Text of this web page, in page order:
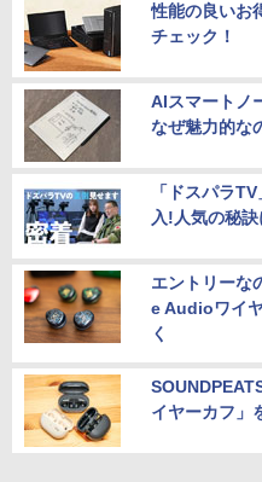
性能の良いお
チェック！
AIスマートノ
なぜ魅力的な
「ドスパラ
入!人気の秘
エントリーな
e Audioワイ
く
イヤーカフ」